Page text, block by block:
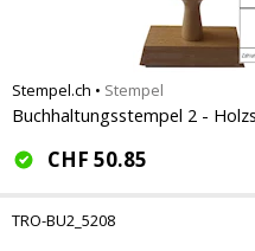
Stempel.ch • Stempel
Buchhaltungsstempel 2 -
CHF 50.85
TRO-BU2_5208